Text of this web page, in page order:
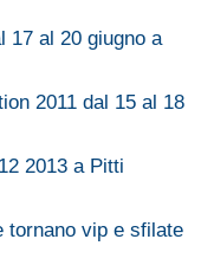
17 al 20 giugno a
2011 dal 15 al 18
2013 a Pitti
tornano vip e sfilate